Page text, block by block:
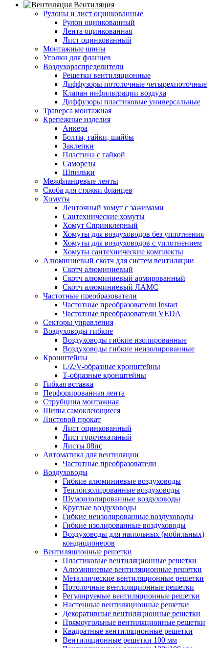
Вентиляция
Рулоны и лист оцинкованные
Рулон оцинкованный
Лента оцинкованная
Лист оцинкованный
Монтажные шины
Уголки для фланцев
Воздухораспределители
Решетки вентиляционные
Диффузоры потолочные четырехпоточные
Клапан инфильтрации воздуха
Диффузоры пластиковые универсальные
Траверса монтажная
Крепежные изделия
Анкера
Болты, гайки, шайбы
Заклепки
Пластина с гайкой
Саморезы
Шпильки
Межфланцевые ленты
Скоба для стяжки фланцев
Хомуты
Ленточный хомут с зажимами
Сантехнические хомуты
Хомут Спринклерный
Хомуты для воздуховодов без уплотнения
Хомуты для воздуховодов с уплотнением
Хомуты сантехнические комплекты
Алюминиевый скотч для систем вентиляции
Скотч алюминиевый
Скотч алюминиевый армированный
Скотч алюминиевый ЛАМС
Частотные преобразователи
Частотные преобразователи Instart
Частотные преобразователи VEDA
Секторы управления
Воздуховоды гибкие
Воздуховоды гибкие изолированные
Воздуховоды гибкие неизолированные
Кронштейны
L/Z/V-образные кронштейны
Т-образные кронштейны
Гибкая вставка
Перфорированная лента
Струбцина монтажная
Шипы самоклеющиеся
Листовой прокат
Лист оцинкованный
Лист горячекатаный
Листы 08пс
Автоматика для вентиляции
Частотные преобразователи
Воздуховоды
Гибкие алюминиевые воздуховоды
Теплоизолированные воздуховоды
Шумоизолированные воздуховоды
Круглые воздуховоды
Гибкие неизолированные воздуховоды
Гибкие изолированные воздуховоды
Воздуховоды для напольных (мобильных)
кондиционеров
Вентиляционные решетки
Пластиковые вентиляционные решетки
Алюминиевые вентиляционные решетки
Металлические вентиляционные решетки
Потолочные вентиляционные решетки
Регулируемые вентиляционные решетки
Настенные вентиляционные решетки
Декоративные вентиляционные решетки
Прямоугольные вентиляционные решетки
Квадратные вентиляционные решетки
Вентиляционные решетки 100 мм